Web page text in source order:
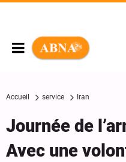
Accueil service Iran
Journée de
Avec une